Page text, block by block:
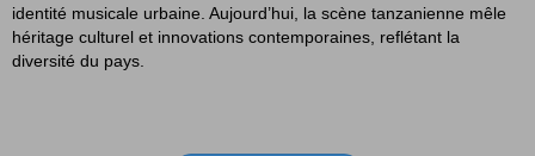
identité musicale urbaine. Aujourd’hui, la scène tanzanienne mêle
héritage culturel et innovations contemporaines, reflétant la
diversité du pays.